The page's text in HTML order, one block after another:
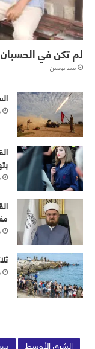
لم تكن في
منذ يومين